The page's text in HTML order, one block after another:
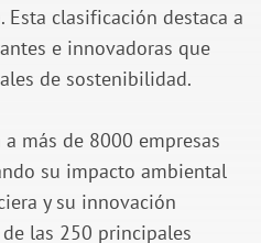
clasificación destaca a
e innovadoras que
de sostenibilidad.
más de 8000 empresas
su impacto ambiental
y su innovación
las 250 principales